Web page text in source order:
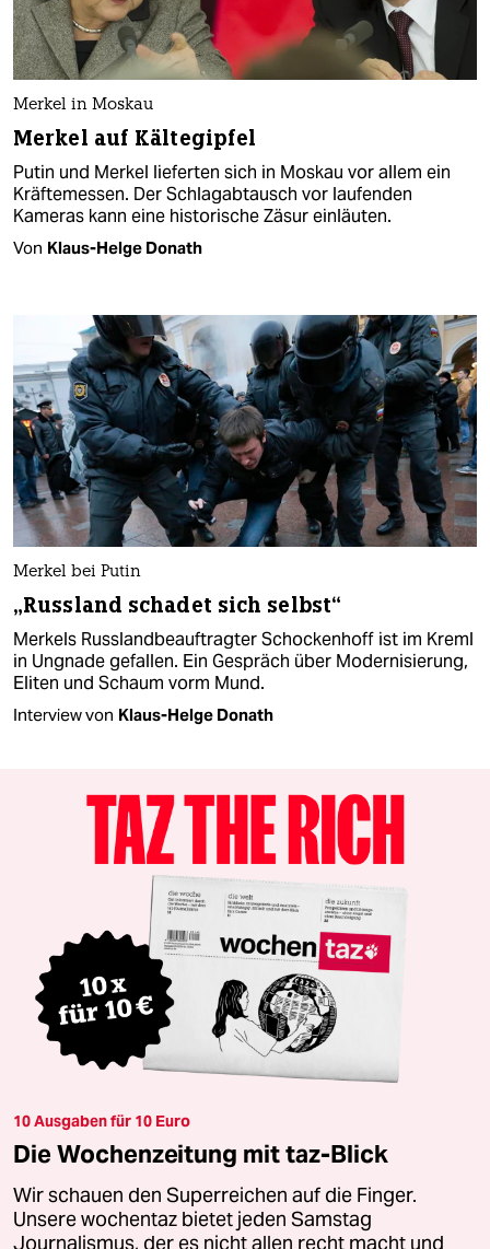
Merkel in Moskau
Merkel auf Kältegipfel
Putin und Merkel lieferten sich in Moskau vor allem ein
Kräftemessen. Der Schlagabtausch vor laufenden
Kameras kann eine historische Zäsur einläuten.
Von Klaus-Helge Donath
Merkel bei Putin
„Russland schadet sich selbst“
Merkels Russlandbeauftragter Schockenhoff ist im Kreml
in Ungnade gefallen. Ein Gespräch über Modernisierung,
Eliten und Schaum vorm Mund.
Interview von Klaus-Helge Donath
10 Ausgaben für 10 Euro
Die Wochenzeitung mit taz-Blick
Wir schauen den Superreichen auf die Finger.
Unsere wochentaz bietet jeden Samstag
Journalismus, der es nicht allen recht macht und